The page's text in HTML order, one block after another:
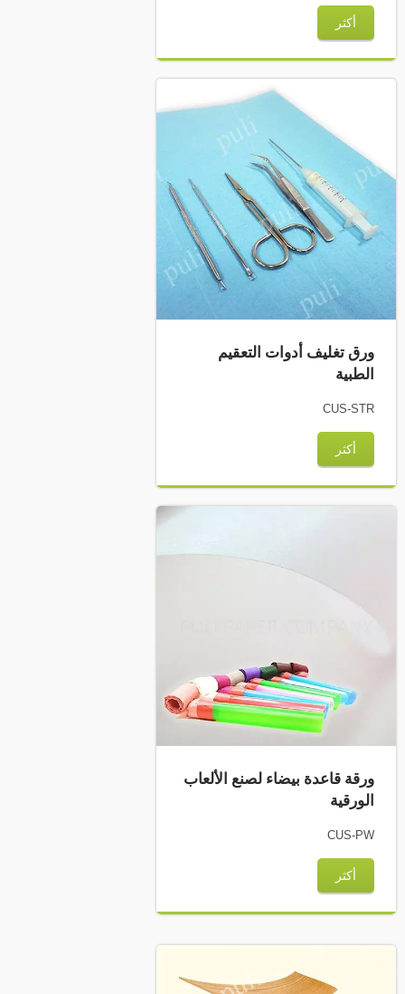
أكثر
ورق تغليف أدوات التعقيم
الطبية
CUS-STR
أكثر
ورقة قاعدة بيضاء لصنع الألعاب
الورقية
CUS-PW
أكثر